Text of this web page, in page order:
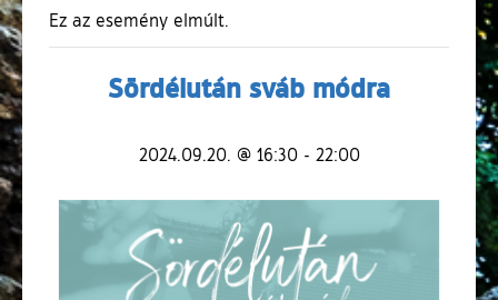
Ez az esemény elmúlt.
Sördélután sváb módra
2024.09.20. @ 16:30- 22:00